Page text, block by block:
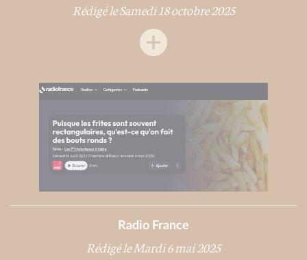
Rédigé le Samedi 18 octobre 2025
Radio France
Rédigé le Mardi 6 mai 2025